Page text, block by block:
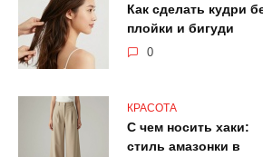
Как сделать кудри
плойки и бигуди
0
КРАСОТА
С чем носить хаки:
стиль амазонки в